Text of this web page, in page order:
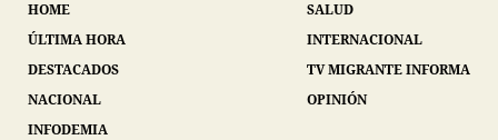
HOME
ÚLTIMA HORA
DESTACADOS
NACIONAL
INFODEMIA
SALUD
INTERNACIONAL
TV MIGRANTE INFORMA
OPINIÓN